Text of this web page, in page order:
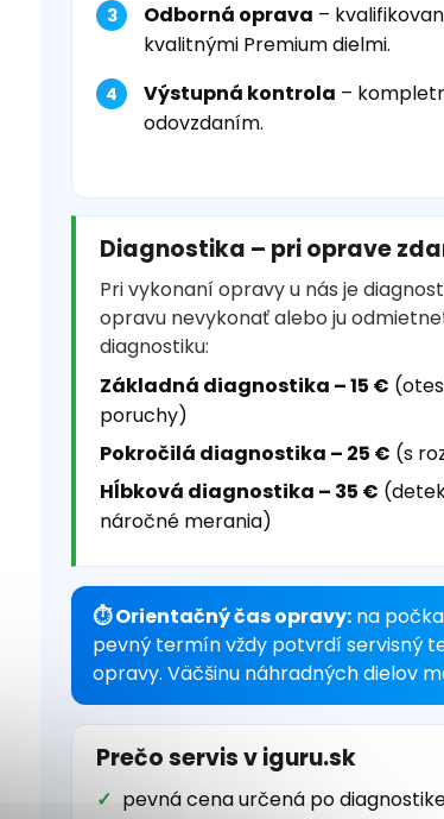
Odborná oprava –
kvalitnými Premium dielmi.
Výstupná kontrola –
odovzdaním.
Diagnostika – pri oprave
Pri vykonaní opravy u nás je
opravu nevykonať alebo ju
diagnostiku:
Základná diagnostika – 15 €
poruchy)
Pokročilá diagnostika – 25 € (s
Hĺbková diagnostika – 35 €
náročné merania)
⏱ Orientačný čas opravy: na
pevný termín vždy potvrdí servisný
opravy. Väčšinu náhradných dielov
Prečo servis v iguru.sk
pevná cena určená po